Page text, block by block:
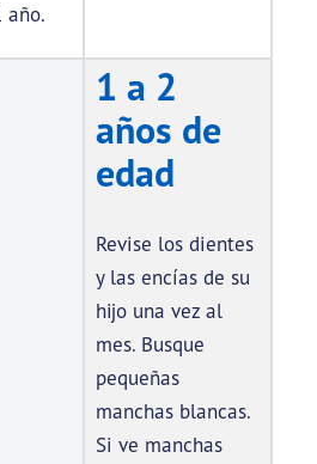
año.
1 a 2
años de
edad
Revise los dientes
y las encías de su
hijo una vez al
mes. Busque
pequeñas
manchas blancas.
Si ve manchas